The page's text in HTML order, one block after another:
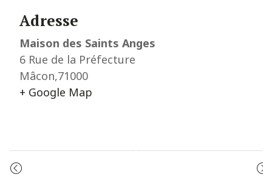
Adresse
Maison des Saints Anges
6 Rue de la Préfecture
Mâcon,71000
+ Google Map
Event